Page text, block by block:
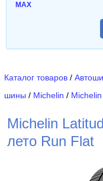
MAX
Каталог товаров /
шины / Michelin /
Michelin
лето Run Flat